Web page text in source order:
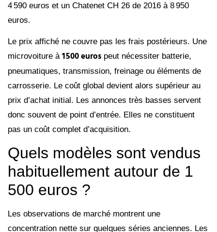
4 590 euros et un Chatenet CH 26 de 2016 à 8 950
euros.
Le prix affiché ne couvre pas les frais postérieurs. Une
microvoiture à 1 500 euros peut nécessiter batterie,
pneumatiques, transmission, freinage ou éléments de
carrosserie. Le coût global devient alors supérieur au
prix d’achat initial. Les annonces très basses servent
donc souvent de point d’entrée. Elles ne constituent
pas un coût complet d’acquisition.
Quels modèles sont vendus
habituellement autour de 1
500 euros ?
Les observations de marché montrent une
concentration nette sur quelques séries anciennes. Les